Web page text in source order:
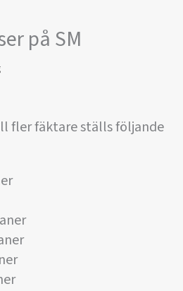
på SM
fler fäktare ställs följande